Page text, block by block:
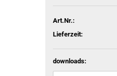
Art.Nr.:
Lieferzeit:
downloads: